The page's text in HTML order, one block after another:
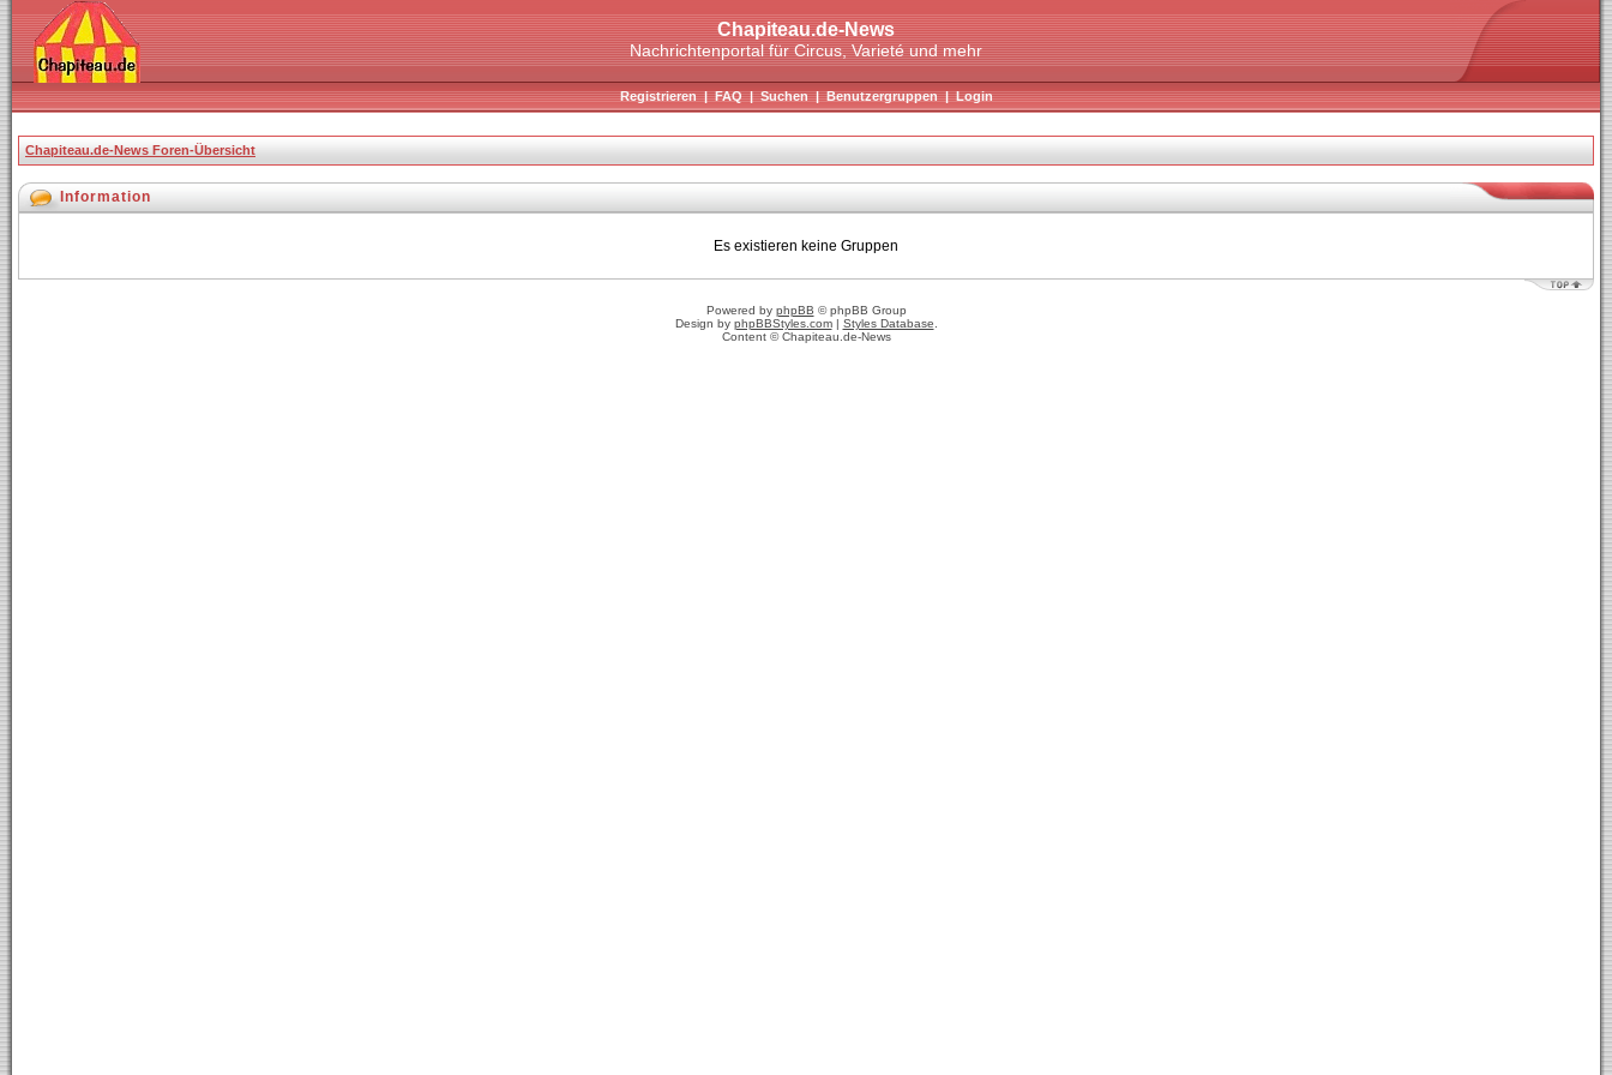
Chapiteau.de-News
Nachrichtenportal für Circus, Varieté und mehr
Registrieren|FAQ|Suchen|Benutzergruppen|Login
Chapiteau.de-News Foren-Übersicht
Information
Es existieren keine Gruppen
Powered by phpBB © phpBB Group
Design by phpBBStyles.com| Styles Database
Content © Chapiteau.de-News